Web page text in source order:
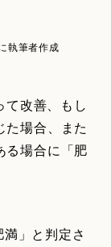
執筆者作成
改善、もし
た場合、また
る場合に「肥
」と判定さ